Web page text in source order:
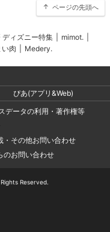
ページの先頭へ
ディズニー特集 mimot.
い肉 Medery.
ぴあ(アプリ&Web)
データの利用・著作権等
・その他お問い合わせ
のお問い合わせ
Reserved.